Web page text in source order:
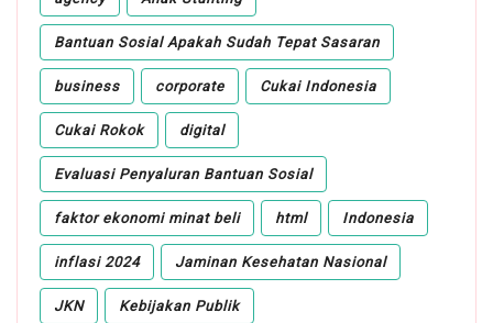
Bantuan Sosial Apakah Sudah Tepat Sasaran
business corporate Cukai Indonesia
Cukai Rokok digital
Evaluasi Penyaluran Bantuan Sosial
faktor ekonomi minat beli html Indonesia
inflasi 2024 Jaminan Kesehatan Nasional
JKN Kebijakan Publik